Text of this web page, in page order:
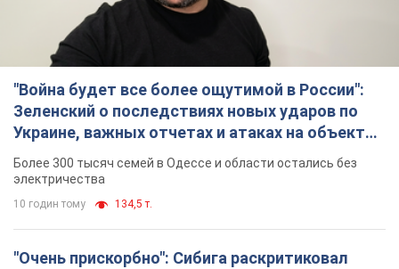
"Война будет все более ощутимой в России":
Зеленский о последствиях новых ударов по
Украине, важных отчетах и атаках на объекты
противника. Видео
Более 300 тысяч семей в Одессе и области остались без
электричества
10 годин тому 134,5 т.
"Очень прискорбно": Сибига раскритиковал